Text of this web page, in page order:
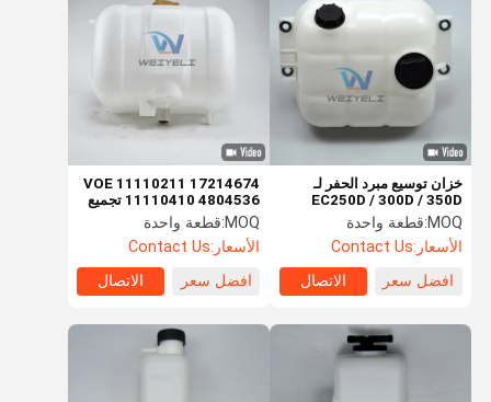
خزان توسيع مبرد الحفر لـ
EC250D / 300D / 350D
VOE 15163859 17408222
MOQ: قطعة واحدة
الأسعار:Contact Us
افضل سعر
الاتصال
VOE 11110211 17214674
11110410 4804536 تجميع
خزان التبريد لـ
EC210B/240B/290B
MOQ: قطعة واحدة
الأسعار:Contact Us
افضل سعر
الاتصال